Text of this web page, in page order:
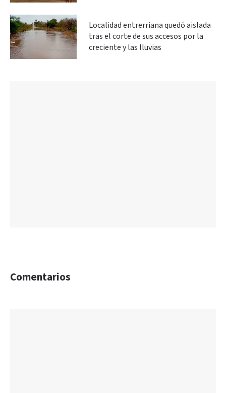
Localidad entrerriana quedó aislada
tras el corte de sus accesos por la
creciente y las lluvias
Comentarios